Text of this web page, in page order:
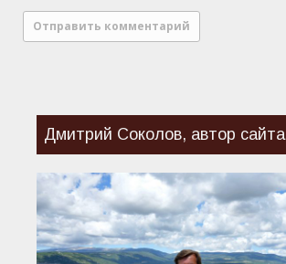
Дмитрий Соколов, автор сайта